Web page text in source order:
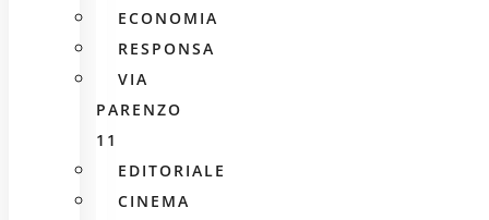
ECONOMIA
RESPONSA
VIA
PARENZO
11
EDITORIALE
CINEMA